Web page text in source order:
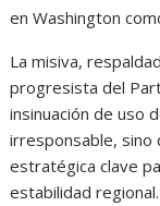
en Washington
La misiva,
progresista del
insinuación de uso
irresponsable, sino
estratégica clave
estabilidad